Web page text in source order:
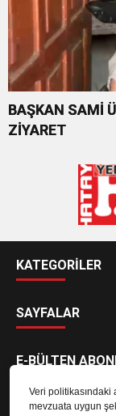
Veri politikasındaki
mevzuata uygun
BAŞKAN SAMİ
ZİYARET
KATEGORİLER
SAYFALAR
E-BÜLTEN